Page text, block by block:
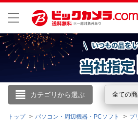
カテゴリから選ぶ 全ての
こんにちは
ログイン
トップ パソコン・周辺機器・PCソフト プ